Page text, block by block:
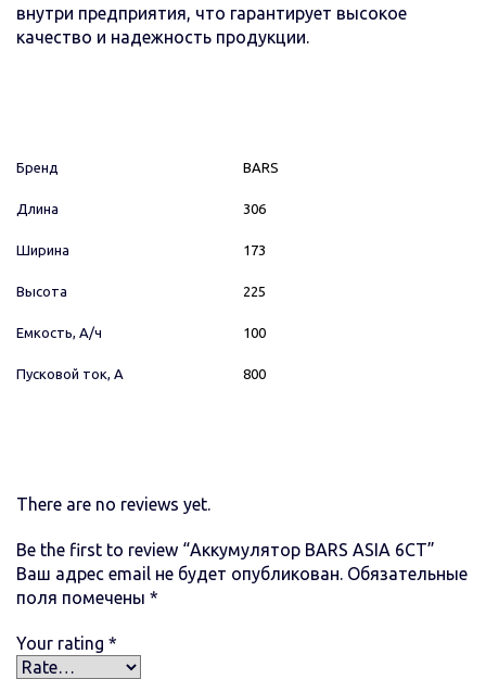
внутри предприятия, что гарантирует высокое
качество и надежность продукции.
Бренд BARS
Длина 306
Ширина 173
Высота 225
Емкость, А/ч 100
Пусковой ток, А 800
There are no reviews yet.
Be the first to review “Аккумулятор BARS ASIA 6CT”
Ваш адрес email не будет опубликован. Обязательные
поля помечены *
Your rating *